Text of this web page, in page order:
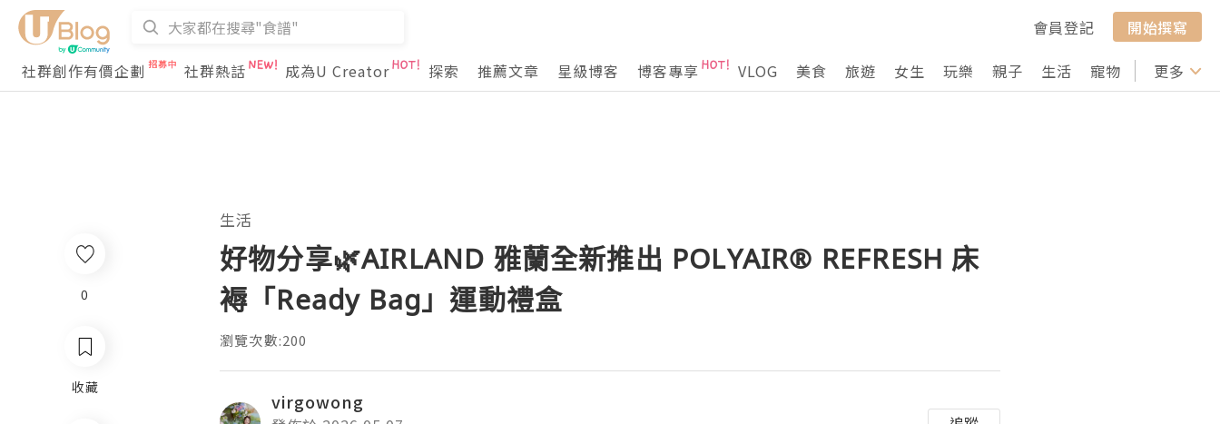
會員登記
開始撰寫
社群創作有價企劃
社群熱話 成為U Creator 探索 推薦文章 星級博客 博客專享 VLOG 美食 旅遊 女生 玩樂 親子 生活 寵物 行山 打卡
更多
0
收藏
生活
好物分享🌿AIRLAND 雅蘭全新推出 POLYAIR®️ REFRESH 床
褥「Ready Bag」運動禮盒
瀏覽次數:200
virgowong